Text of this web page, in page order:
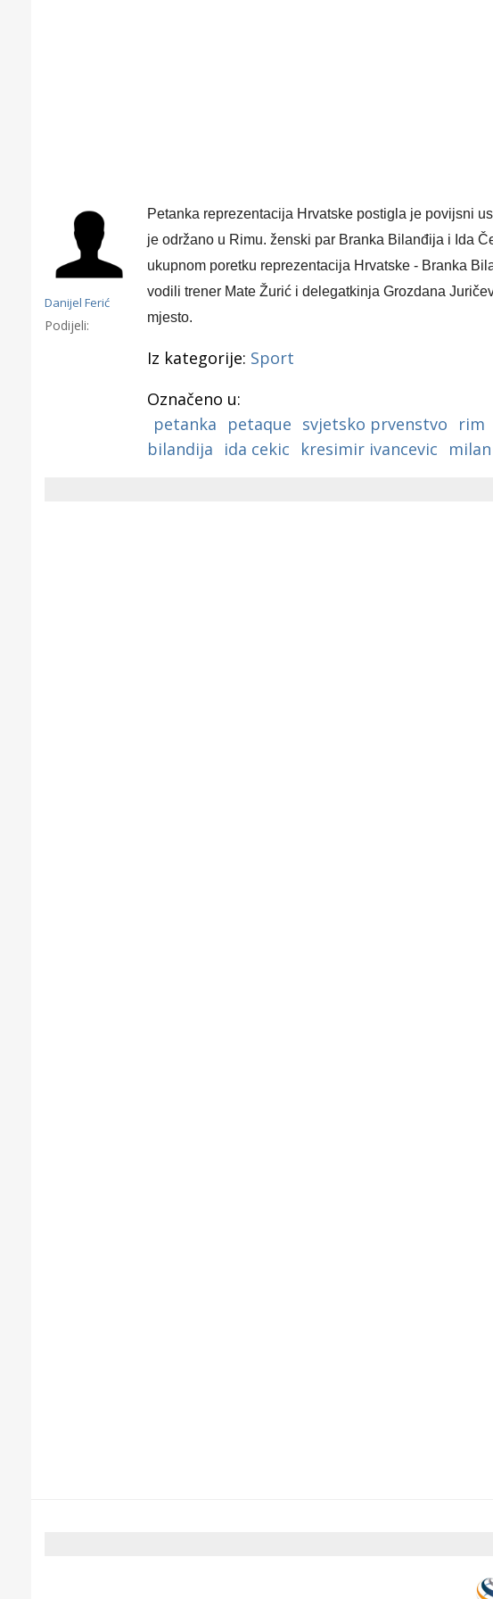
Danijel Ferić
Podijeli:
Petanka reprezentacija Hrvatske postigla je povijsni
je održano u Rimu. ženski par Branka Bilanđija i Ida
ukupnom poretku reprezentacija Hrvatske - Branka
vodili trener Mate Žurić i delegatkinja Grozdana
mjesto.
Iz kategorije: Sport
Označeno u:
petanka
petaque svjetsko prvenstvo rim
bilandija
ida cekic kresimir ivancevic